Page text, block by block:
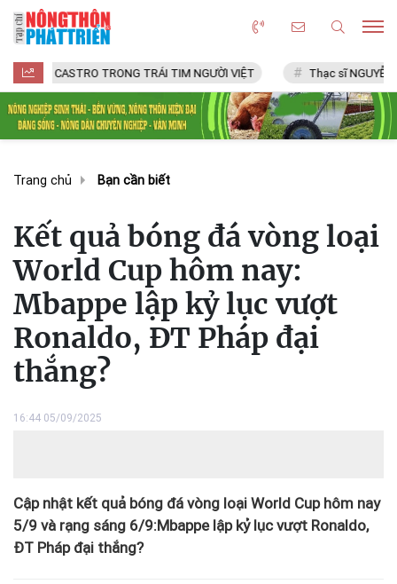
TRONG TRÁI TIM NGƯỜI VIỆT Thạc sĩ NGUYỄN VĂN CHÍ
Trang chủ Bạn cần biết
Kết quả bóng đá vòng loại
World Cup hôm nay:
Mbappe lập kỷ lục vượt
Ronaldo, ĐT Pháp đại
thắng?
16:44 05/09/2025
Cập nhật kết quả bóng đá vòng loại World Cup hôm nay
5/9 và rạng sáng 6/9:Mbappe lập kỷ lục vượt Ronaldo,
ĐT Pháp đại thắng?